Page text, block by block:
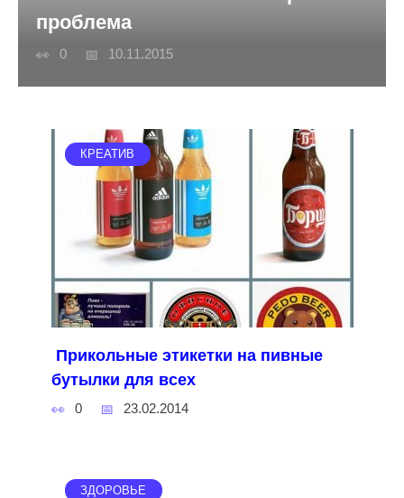
проблема
0 10.11.2015
КРЕАТИВ
Прикольные этикетки на пивные
бутылки для всех
0 23.02.2014
ЗДОРОВЬЕ